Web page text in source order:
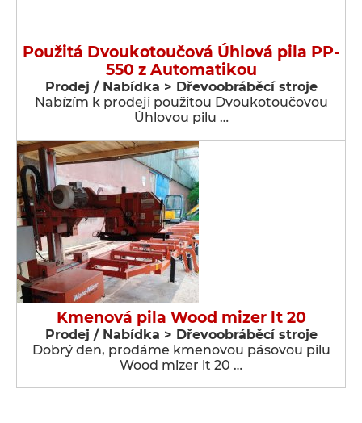
Použitá Dvoukotoučová Úhlová pila PP-
550 z Automatikou
Prodej / Nabídka > Dřevoobráběcí stroje
Nabízím k prodeji použitou Dvoukotoučovou
Úhlovou pilu …
Kmenová pila Wood mizer lt 20
Prodej / Nabídka > Dřevoobráběcí stroje
Dobrý den, prodáme kmenovou pásovou pilu
Wood mizer lt 20 …